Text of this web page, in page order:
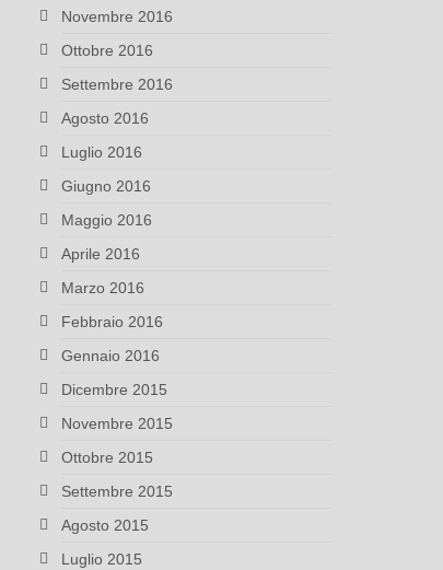
Novembre 2016
Ottobre 2016
Settembre 2016
Agosto 2016
Luglio 2016
Giugno 2016
Maggio 2016
Aprile 2016
Marzo 2016
Febbraio 2016
Gennaio 2016
Dicembre 2015
Novembre 2015
Ottobre 2015
Settembre 2015
Agosto 2015
Luglio 2015